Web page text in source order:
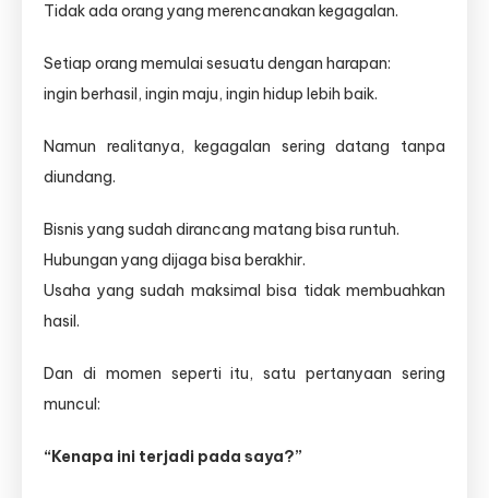
Hidup
Peluang
Bertumbuh
Tidak ada orang yang merencanakan kegagalan.
Setiap orang memulai sesuatu dengan harapan:
ingin berhasil, ingin maju, ingin hidup lebih baik.
Namun realitanya, kegagalan sering datang tanpa
diundang.
Bisnis yang sudah dirancang matang bisa runtuh.
Hubungan yang dijaga bisa berakhir.
Usaha yang sudah maksimal bisa tidak membuahkan
hasil.
Dan di momen seperti itu, satu pertanyaan sering
muncul:
“Kenapa ini terjadi pada saya?”